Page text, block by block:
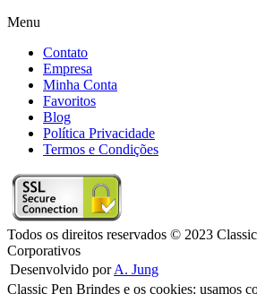
Menu
Contato
Empresa
Minha Conta
Favoritos
Blog
Política Privacidade
Termos e Condições
Todos os direitos reservados © 2023
Corporativos
Desenvolvido porA. Jung
Classic Pen Brindes e os cookies: usamos